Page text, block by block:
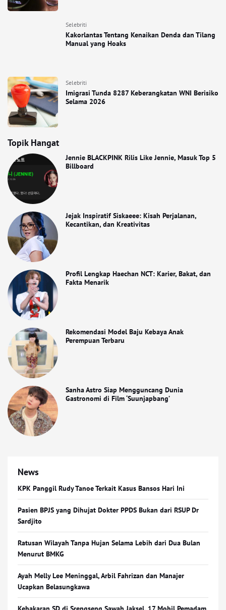
Selebriti
Kakorlantas Tentang Kenaikan Denda dan Tilang
Manual yang Hoaks
Selebriti
Imigrasi Tunda 8287 Keberangkatan WNI Berisiko
Selama 2026
Topik Hangat
Jennie BLACKPINK Rilis Like Jennie, Masuk Top 5
Billboard
Jejak Inspiratif Siskaeee: Kisah Perjalanan,
Kecantikan, dan Kreativitas
Profil Lengkap Haechan NCT: Karier, Bakat, dan
Fakta Menarik
Rekomendasi Model Baju Kebaya Anak
Perempuan Terbaru
Sanha Astro Siap Mengguncang Dunia
Gastronomi di Film ‘Suunjapbang’
News
KPK Panggil Rudy Tanoe Terkait Kasus Bansos Hari Ini
Pasien BPJS yang Dihujat Dokter PPDS Bukan dari RSUP Dr
Sardjito
Ratusan Wilayah Tanpa Hujan Selama Lebih dari Dua Bulan
Menurut BMKG
Ayah Melly Lee Meninggal, Arbil Fahrizan dan Manajer
Ucapkan Belasungkawa